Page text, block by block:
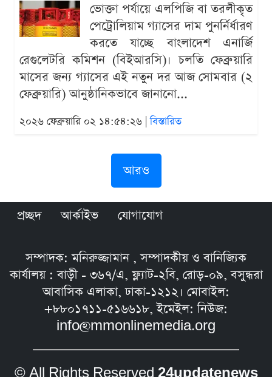
ভোক্তা পর্যায়ে এলপিজি বা তরলীকৃত
পেট্রোলিয়াম গ্যাসের দাম পুনর্নির্ধারণ
করতে যাচ্ছে বাংলাদেশ এনার্জি
রেগুলেটরি কমিশন (বিইআরসি)। চলতি ফেব্রুয়ারি
মাসের জন্য গ্যাসের এই নতুন দর আজ সোমবার (২
ফেব্রুয়ারি) আনুষ্ঠানিকভাবে জানানো...
২০২৬ ফেব্রুয়ারি ০২ ১৪:৫৪:২৬ |বিস্তারিত
আরও
প্রচ্ছদ আর্কাইভ যোগাযোগ
সম্পাদক: মনিরুজ্জামান , সম্পাদকীয় ও বানিজ্যিক
কার্যালয় : বাড়ী - ৩৬৭/এ, ফ্ল্যাট-২বি, রোড়-০৯, বসুন্ধরা
আবাসিক এলাকা, ঢাকা-১২১২। মোবাইল:
+৮৮০১৭১১-৫১৬৬১৮, ইমেইল: নিউজ:
info@mmonlinemedia.org